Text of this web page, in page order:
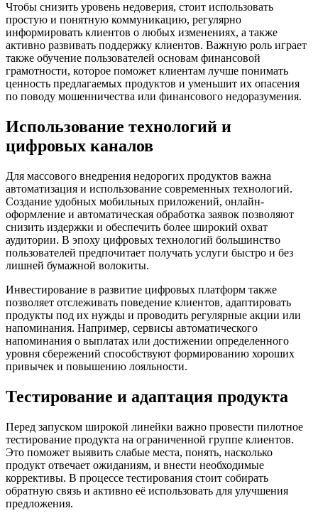
Чтобы снизить уровень недоверия, стоит использовать
простую и понятную коммуникацию, регулярно
информировать клиентов о любых изменениях, а также
активно развивать поддержку клиентов. Важную роль играет
также обучение пользователей основам финансовой
грамотности, которое поможет клиентам лучше понимать
ценность предлагаемых продуктов и уменьшит их опасения
по поводу мошенничества или финансового недоразумения.
Использование технологий и
цифровых каналов
Для массового внедрения недорогих продуктов важна
автоматизация и использование современных технологий.
Создание удобных мобильных приложений, онлайн-
оформление и автоматическая обработка заявок позволяют
снизить издержки и обеспечить более широкий охват
аудитории. В эпоху цифровых технологий большинство
пользователей предпочитает получать услуги быстро и без
лишней бумажной волокиты.
Инвестирование в развитие цифровых платформ также
позволяет отслеживать поведение клиентов, адаптировать
продукты под их нужды и проводить регулярные акции или
напоминания. Например, сервисы автоматического
напоминания о выплатах или достижении определенного
уровня сбережений способствуют формированию хороших
привычек и повышению лояльности.
Тестирование и адаптация продукта
Перед запуском широкой линейки важно провести пилотное
тестирование продукта на ограниченной группе клиентов.
Это поможет выявить слабые места, понять, насколько
продукт отвечает ожиданиям, и внести необходимые
коррективы. В процессе тестирования стоит собирать
обратную связь и активно её использовать для улучшения
предложения.